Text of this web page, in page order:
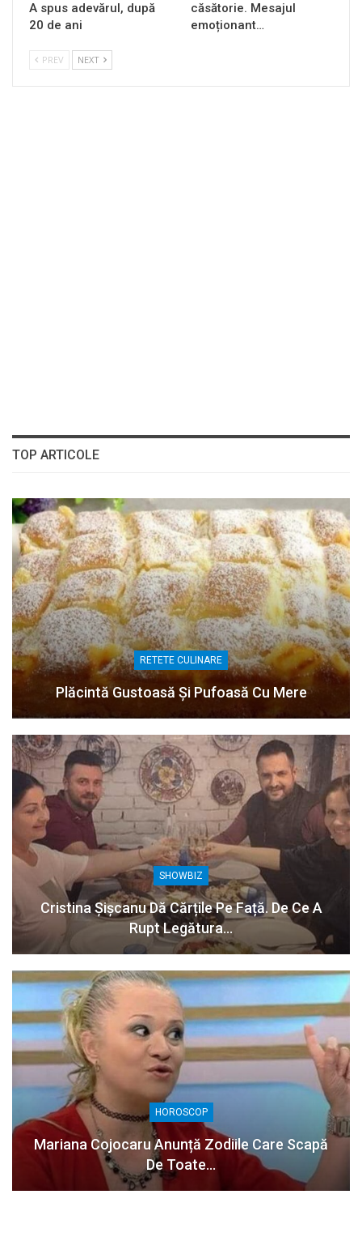
A spus adevărul, după
20 de ani
căsătorie. Mesajul
emoționant…
PREV NEXT
TOP ARTICOLE
RETETE CULINARE
Plăcintă Gustoasă Și Pufoasă Cu Mere
SHOWBIZ
Cristina Șișcanu Dă Cărțile Pe Față. De Ce A
Rupt Legătura…
HOROSCOP
Mariana Cojocaru Anunță Zodiile Care Scapă
De Toate…